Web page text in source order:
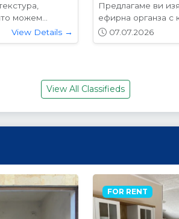
следните
View Details →
Вратите се
размери:
01.05.2026
View All Classifieds
FOR RENT